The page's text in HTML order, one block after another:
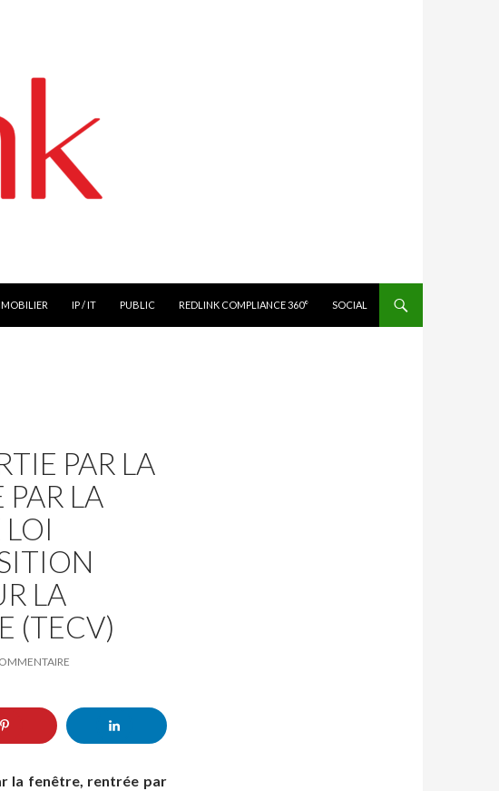
IP / IT PUBLIC REDLINK COMPLIANCE 360° SOCIAL
PAR LA
PAR LA
LOI
LA
(TECV)
la fenêtre, rentrée par